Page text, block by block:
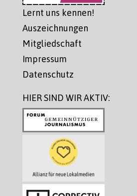
Lernt uns kennen!
Auszeichnungen
Mitgliedschaft
Impressum
Datenschutz
HIER SIND WIR AKTIV: